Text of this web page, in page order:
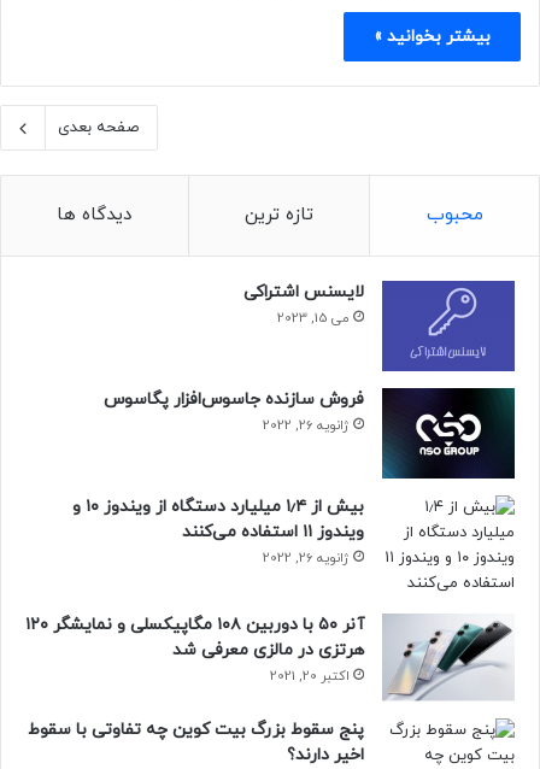
بیشتر بخوانید »
صفحه بعدی
محبوب تازه ترین دیدگاه ها
لایسنس اشتراکی
می 15, 2023
فروش سازنده جاسوس‌افزار پگاسوس
ژانویه 26, 2022
بیش از ۱٫۴ میلیارد دستگاه از ویندوز ۱۰ و
ویندوز ۱۱ استفاده می‌کنند
ژانویه 26, 2022
آنر ۵۰ با دوربین ۱۰۸ مگاپیکسلی و نمایشگر ۱۲۰
هرتزی در مالزی معرفی شد
اکتبر 20, 2021
پنج سقوط بزرگ بیت کوین چه تفاوتی با سقوط
اخیر دارند؟